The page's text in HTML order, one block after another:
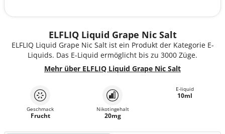
ELFLIQ Liquid Grape Nic Salt
ELFLIQ Liquid Grape Nic Salt ist ein Produkt der Kategorie E-
Liquids. Das E-Liquid ermöglicht bis zu 3000 Züge.
Mehr über ELFLIQ Liquid Grape Nic Salt
Geschmack
Frucht
Nikotingehalt
20mg
E-liquid
10ml